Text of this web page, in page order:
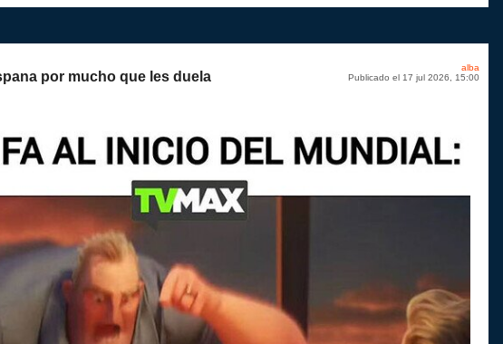
alba
Publicado el 17 jul 2026, 15:00
por mucho que les duela